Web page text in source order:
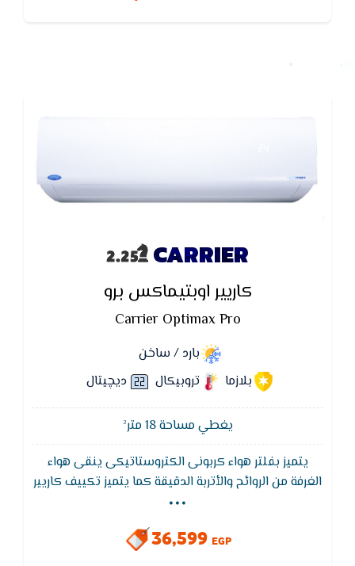
CARRIER
كاريير اوبتيماكس برو
Carrier Optimax Pro
بارد / ساخن
بلازما
تروبيكال ديچيتال
يغطي مساحة 18 متر²
يتميز بفلتر هواء كربونى الكتروستاتيكى ينقى هواء
الغرفة من الروائح والأتربة الدقيقة كما يتميز تكييف كاريير
بمراوح عالية الكفاءة ومصممة بتكنولوجيا كاريير للمراوح
التي تعطي أكبر معدل تدفق هواء عند جميع سرعات
الـمروحة نتيجة زيادة حركة انسياب الهواء.
...
36,599 EGP